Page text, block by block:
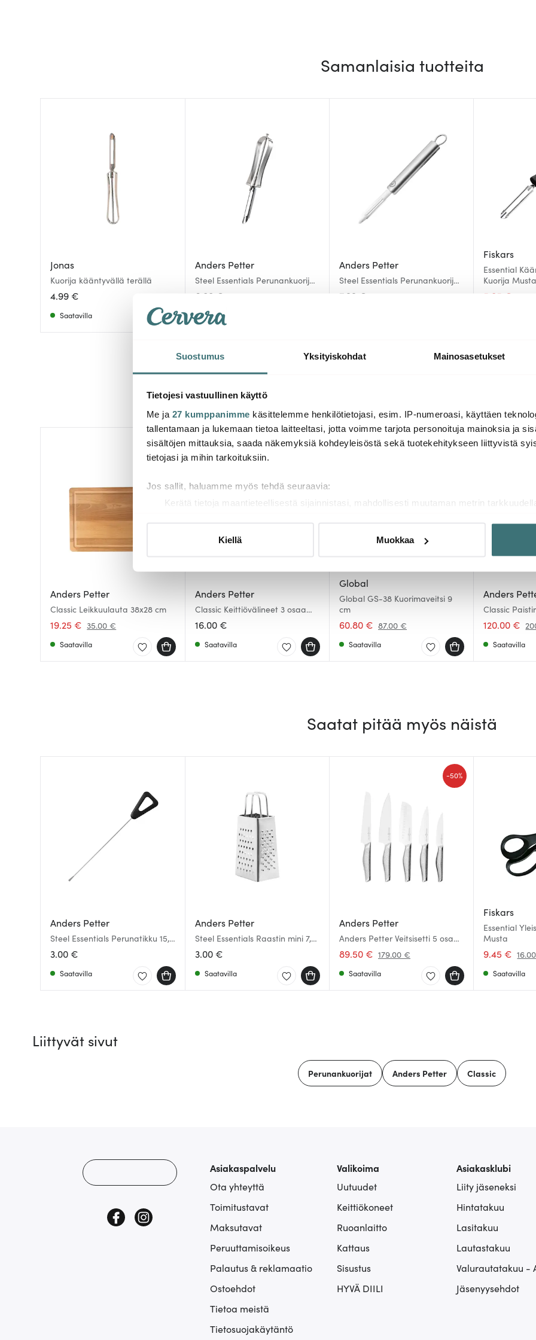
Suostumus Yksityiskohdat Mainosasetukset
Tietojesi vastuullinen käyttö
Me ja 27 kumppanimme käsittelemme henkilötietojasi, esim. IP-numeroasi, käyttäen
tallentamaan ja lukemaan tietoa laitteeltasi, jotta voimme tarjota personoituja mainoksia ja
sisältöjen mittauksia, saada näkemyksiä kohdeyleisöstä sekä tuotekehitykseen liittyvistä
tietojasi ja mihin tarkoituksiin.
Jos sallit, haluamme myös tehdä seuraavia:
Kerätä tietoja maantieteellisestä sijainnistasi, mahdollisesti muutaman metrin tarkkuudella
ja kävijämäärämme analysoimiseen. Lisäksi jaamme sosiaalisen median, mainosalan ja
kumppaneillemme tietoja siitä, miten käytät sivustoamme. Kumppanimme voivat yhdistää
Kiellä Muokkaa
Samanlaisia tuotteita
Jonas
Kuorija kääntyvällä terällä
4.99 €
Saatavilla
Anders Petter
Steel Essentials Perunankuorija
15,5 cm Teräs
6.00 €
Saatavilla
Anders Petter
Steel Essentials Perunankuorija
20 cm Teräs
7.99 €
Fiskars
Essential
Kuorija Musta
5.85 €
Anders Petter
Classic Leikkuulauta 38x28 cm
19.25 € 35.00 €
-45%
Saatavilla
Anders Petter
Classic Keittiövälineet 3 osaa
Harmaa
16.00 €
Saatavilla
Global
Global GS-38 Kuorimaveitsi 9
cm
60.80 € 87.00 €
-30%
Saatavilla
Anders
Classic
Teräs
120.00 €
Löytönurkka
Saatavilla
Saatat pitää myös näistä
Anders Petter
Steel Essentials Perunatikku 15,5
cm Teräs/Musta
3.00 €
Saatavilla
Anders Petter
Steel Essentials Raastin mini 7,5
cm Teräs
3.00 €
Saatavilla
Anders Petter
Anders Petter Veitsisetti 5 osaa
Ruostumaton
89.50 € 179.00 €
-50%
Saatavilla
Fiskars
Essential
Musta
9.45 €
Saatavilla
Liittyvät sivut
Perunankuorijat Anders Petter Classic
Asiakaspalvelu
Ota yhteyttä
Toimitustavat
Maksutavat
Peruuttamisoikeus
Palautus & reklamaatio
Ostoehdot
Tietoa meistä
Tietosuojakäytäntö
Valikoima
Uutuudet
Keittiökoneet
Ruoanlaitto
Kattaus
Sisustus
HYVÄ DIILI
Asiakasklubi
Liity jäseneksi
Hintatakuu
Lasitakuu
Lautastakuu
Valurautatakuu -
Jäsenyysehdot